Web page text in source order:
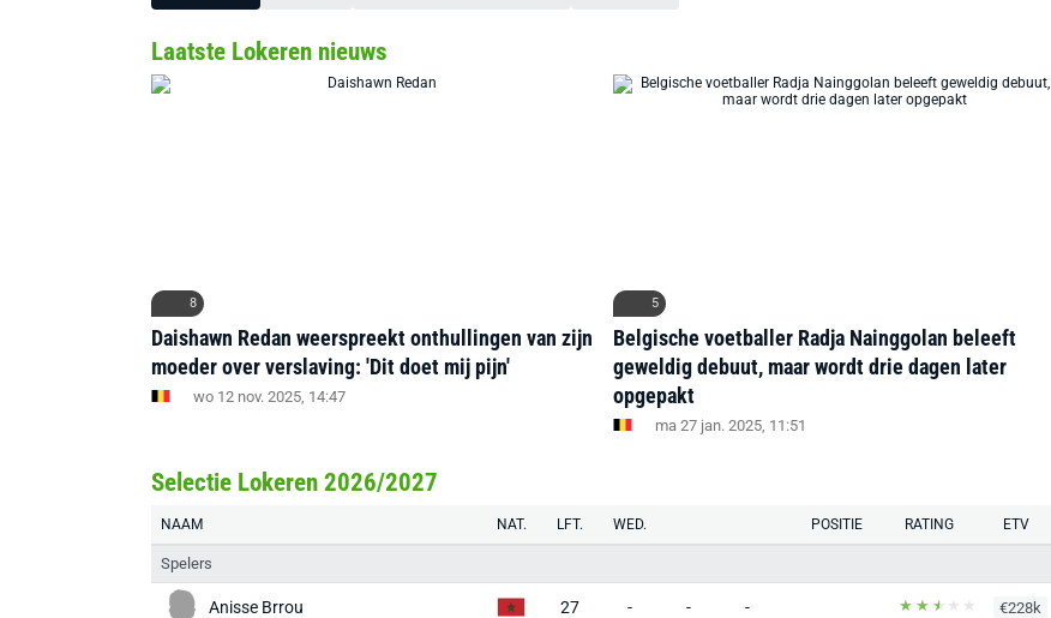
Laatste Lokeren nieuws
8
Daishawn Redan weerspreekt onthullingen van zijn
moeder over verslaving: 'Dit doet mij pijn'
wo 12 nov. 2025, 14:47
5
Belgische voetballer Radja Nainggolan beleeft
geweldig debuut, maar wordt drie dagen later
opgepakt
ma 27 jan. 2025, 11:51
Selectie Lokeren 2026/2027
NAAM NAT. LFT. WED. POSITIE RATING ETV
Spelers
Anisse Brrou 27 - - - €228k